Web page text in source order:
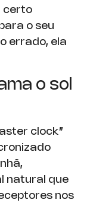
certo
o seu
errado, ela
o sol
clock”
natural que
nos